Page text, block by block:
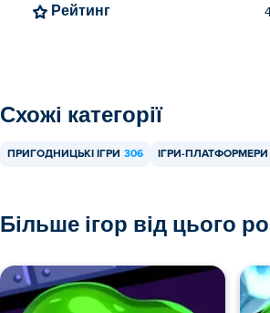
Рейтинг
Схожі категорії
ПРИГОДНИЦЬКІ ІГРИ 306 ІГРИ-ПЛАТФОРМЕРИ
Більше ігор від цього